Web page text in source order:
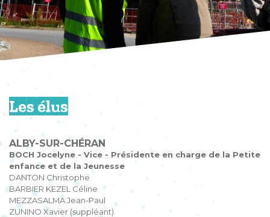
Les élus
ALBY-SUR-CHÉRAN
BOCH Jocelyne - Vice - Présidente en charge de la Petite
enfance et de la Jeunesse
DANTON Christophe
BARBIER KEZEL Céline
MEZZASALMA Jean-Paul
ZUNINO Xavier (suppléant)